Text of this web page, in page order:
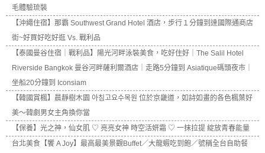
毛體驗琉裝
【沖繩住宿】那霸 Southwest Grand Hotel 酒店，步行１分鐘到達國際通商店
街~好買好吃好逛 Vs. 戰利品
【泰國曼谷住宿｜戰利品】陽光河畔泳裝美食，吃好住好｜The Salil Hotel
Riverside Bangkok 曼谷河畔薩利爾酒店｜走路5分鐘到 Asiatique碼頭夜市｜
坐船20分鐘到 Iconsiam
【韓國賞楓】晨靜樹木園 아침고요수목원 位於京畿道，如詩如畫的各色楓葉好
美～韓劇男女主角換你當
【保養】光之神，仙女肌 ♡ 亮亮女神 時空活妍霜 ♡ 一抹拉提 綻放青春能量
台北美食【饗 A Joy】最高最美景觀Buffet／大龍蝦吃到飽／號稱全台自助餐